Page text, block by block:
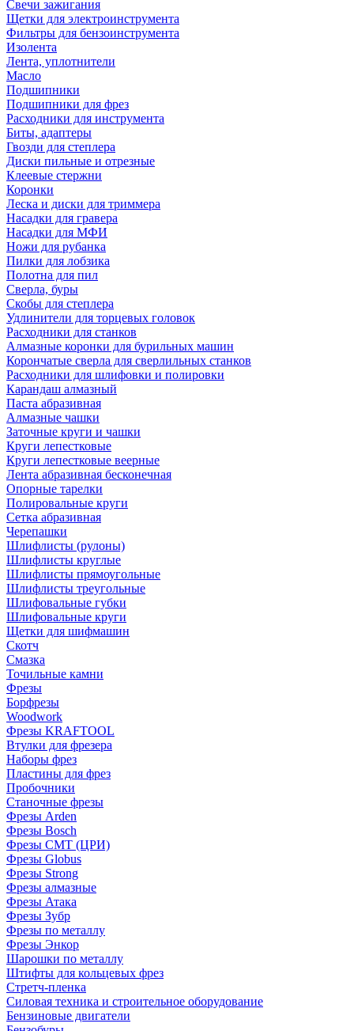
Свечи зажигания
Щетки для электроинструмента
Фильтры для бензоинструмента
Изолента
Лента, уплотнители
Масло
Подшипники
Подшипники для фрез
Расходники для инструмента
Биты, адаптеры
Гвозди для степлера
Диски пильные и отрезные
Клеевые стержни
Коронки
Леска и диски для триммера
Насадки для гравера
Насадки для МФИ
Ножи для рубанка
Пилки для лобзика
Полотна для пил
Сверла, буры
Скобы для степлера
Удлинители для торцевых головок
Расходники для станков
Алмазные коронки для бурильных машин
Корончатые сверла для сверлильных станков
Расходники для шлифовки и полировки
Карандаш алмазный
Паста абразивная
Алмазные чашки
Заточные круги и чашки
Круги лепестковые
Круги лепестковые веерные
Лента абразивная бесконечная
Опорные тарелки
Полировальные круги
Сетка абразивная
Черепашки
Шлифлисты (рулоны)
Шлифлисты круглые
Шлифлисты прямоугольные
Шлифлисты треугольные
Шлифовальные губки
Шлифовальные круги
Щетки для шифмашин
Скотч
Смазка
Точильные камни
Фрезы
Борфрезы
Woodwork
Фрезы KRAFTOOL
Втулки для фрезера
Наборы фрез
Пластины для фрез
Пробочники
Станочные фрезы
Фрезы Arden
Фрезы Bosch
Фрезы CMT (ЦРИ)
Фрезы Globus
Фрезы Strong
Фрезы алмазные
Фрезы Атака
Фрезы Зубр
Фрезы по металлу
Фрезы Энкор
Шарошки по металлу
Штифты для кольцевых фрез
Стретч-пленка
Силовая техника и строительное оборудование
Бензиновые двигатели